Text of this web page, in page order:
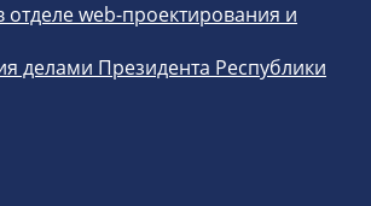
отделе web-проектирования и
делами Президента Республики